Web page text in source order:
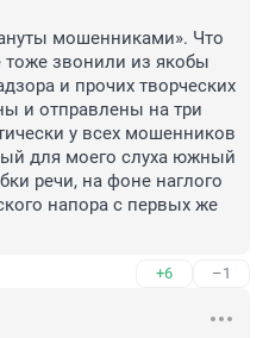
мошенниками». Что
звонили из якобы
и прочих творческих
и отправлены на три
у всех мошенников
для моего слуха южный
речи, на фоне наглого
напора с первых же
+6 –1